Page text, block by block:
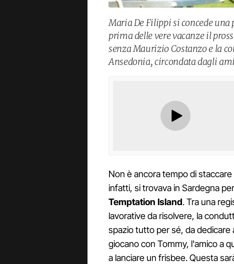
Maria De Filippi si concede
prima delle vere vacanze il
senza Maurizio Costanzo e la
Ansedonia, circondata dagli
Non è ancora tempo di staccare
infatti, si trovava in Sardegna
Temptation Island. Tra una
lavorative da risolvere, la
spazio tutto per sé, da dedicare
giocano con Tommy, l'amico a
a lanciare un frisbee. Questa